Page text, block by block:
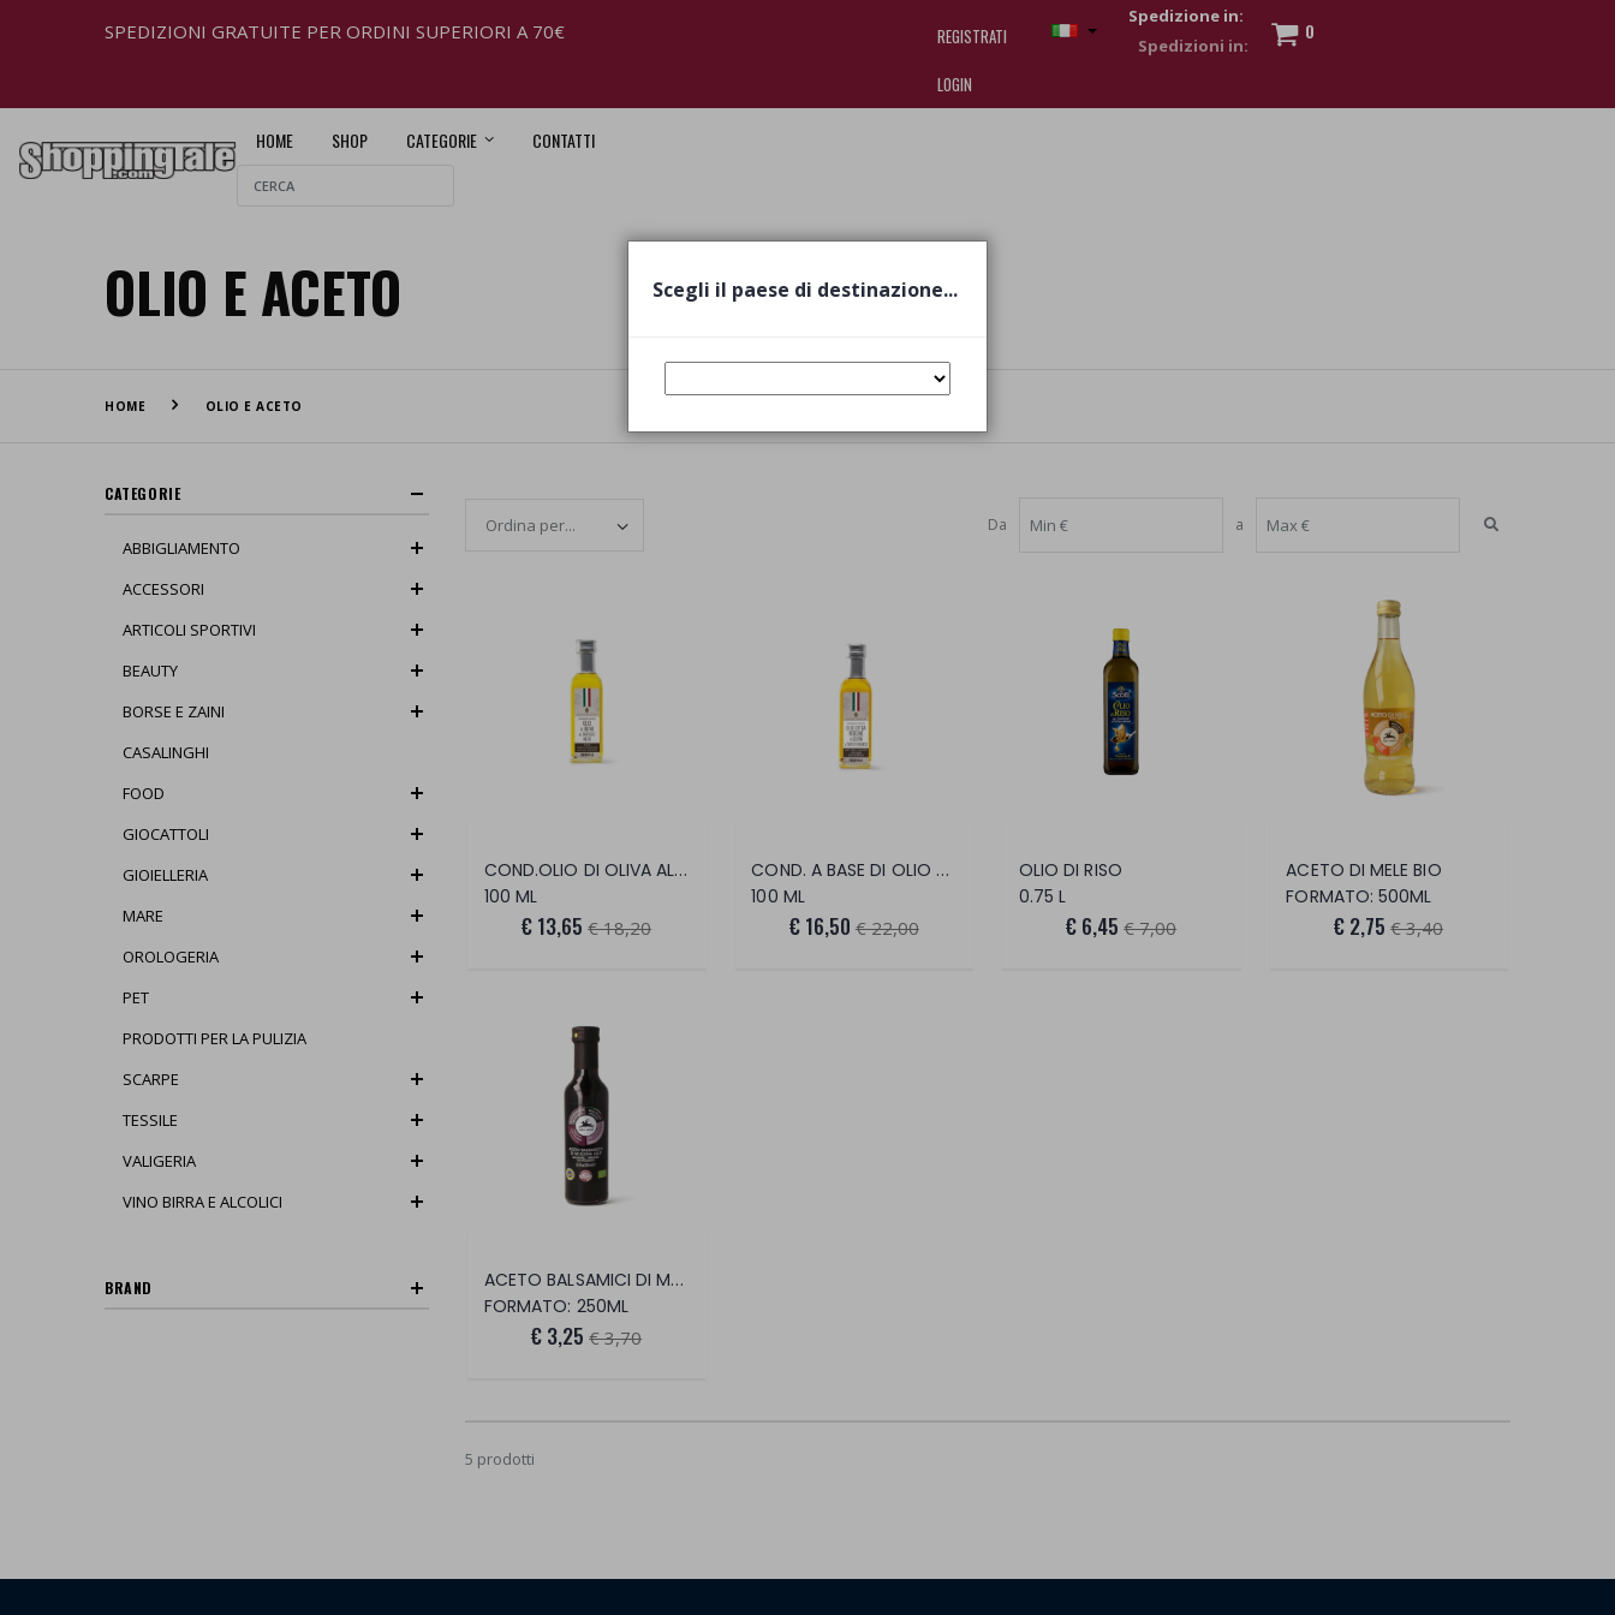
SPEDIZIONI GRATUITE PER ORDINI SUPERIORI A 70€
REGISTRATI
LOGIN
Spedizione in:
0
HOME SHOP CATEGORIE CONTATTI
replica watches.
OLIO E ACETO
HOME OLIO E ACETO
Da a
COND.OLIO DI OLIVA AL TARTUFO NERO PREG.
100 ML
€ 13,65 € 18,20
COND. A BASE DI OLIO EVO TARTUFO BIANCO
100 ML
€ 16,50 € 22,00
OLIO DI RISO
0.75 L
€ 6,45 € 7,00
ACETO DI MELE BIO
FORMATO: 500ML
€ 2,75 € 3,40
ACETO BALSAMICI DI MODENA I.G.P BIO.
FORMATO: 250ML
€ 3,25 € 3,70
5 prodotti
CATEGORIE
ABBIGLIAMENTO
ACCESSORI
ARTICOLI SPORTIVI
BEAUTY
BORSE E ZAINI
CASALINGHI
FOOD
GIOCATTOLI
GIOIELLERIA
MARE
OROLOGERIA
PET
PRODOTTI PER LA PULIZIA
SCARPE
TESSILE
VALIGERIA
VINO BIRRA E ALCOLICI
BRAND
Scegli il paese di destinazione...